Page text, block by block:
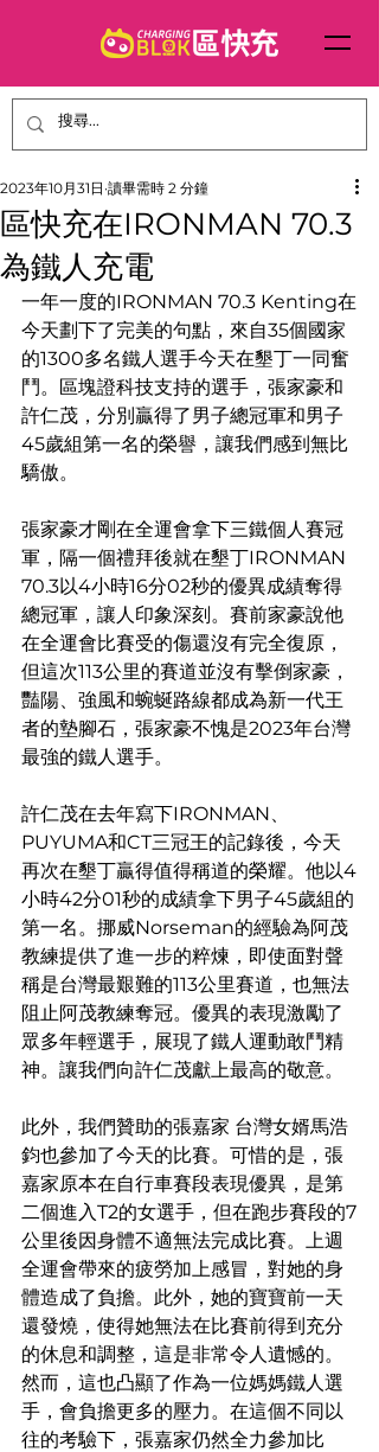
區快充在IRONMAN 70.3
為鐵人充電
2023年10月31日 讀畢需時 2 分鐘
一年一度的IRONMAN 70.3 Kenting在
今天劃下了完美的句點，來自35個國家
的1300多名鐵人選手今天在墾丁一同奮
鬥。區塊證科技支持的選手，張家豪和
許仁茂，分別贏得了男子總冠軍和男子
45歲組第一名的榮譽，讓我們感到無比
驕傲。
張家豪才剛在全運會拿下三鐵個人賽冠
軍，隔一個禮拜後就在墾丁IRONMAN
70.3以4小時16分02秒的優異成績奪得
總冠軍，讓人印象深刻。賽前家豪說他
在全運會比賽受的傷還沒有完全復原，
但這次113公里的賽道並沒有擊倒家豪，
豔陽、強風和蜿蜒路線都成為新一代王
者的墊腳石，張家豪不愧是2023年台灣
最強的鐵人選手。
許仁茂在去年寫下IRONMAN、
PUYUMA和CT三冠王的記錄後，今天
再次在墾丁贏得值得稱道的榮耀。他以4
小時42分01秒的成績拿下男子45歲組的
第一名。挪威Norseman的經驗為阿茂
教練提供了進一步的粹煉，即使面對聲
稱是台灣最艱難的113公里賽道，也無法
阻止阿茂教練奪冠。優異的表現激勵了
眾多年輕選手，展現了鐵人運動敢鬥精
神。讓我們向許仁茂獻上最高的敬意。
此外，我們贊助的張嘉家 台灣女婿馬浩
鈞也參加了今天的比賽。可惜的是，張
嘉家原本在自行車賽段表現優異，是第
二個進入T2的女選手，但在跑步賽段的7
公里後因身體不適無法完成比賽。上週
全運會帶來的疲勞加上感冒，對她的身
體造成了負擔。此外，她的寶寶前一天
還發燒，使得她無法在比賽前得到充分
的休息和調整，這是非常令人遺憾的。
然而，這也凸顯了作為一位媽媽鐵人選
手，會負擔更多的壓力。在這個不同以
往的考驗下，張嘉家仍然全力參加比